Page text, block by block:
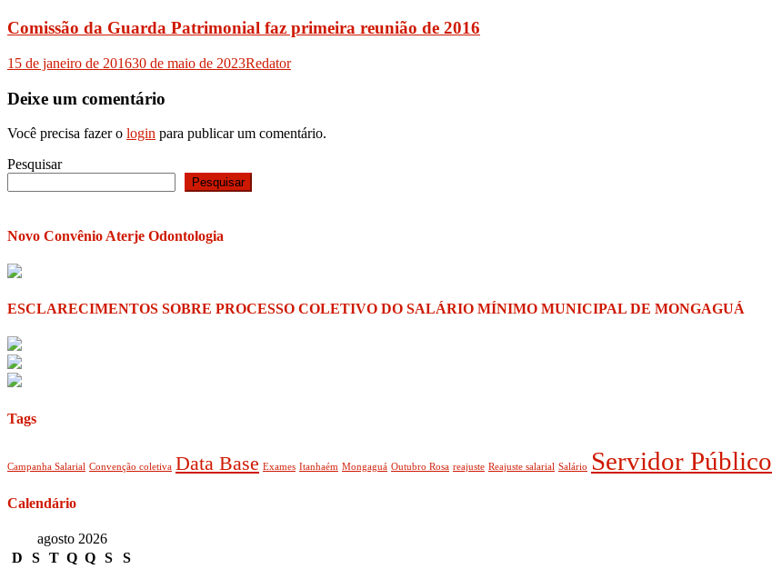
Comissão da Guarda Patrimonial faz primeira reunião de 2016
15 de janeiro de 201630 de maio de 2023Redator
Deixe um comentário
Você precisa fazer o login para publicar um comentário.
Pesquisar
Pesquisar
Novo Convênio Aterje Odontologia
ESCLARECIMENTOS SOBRE PROCESSO COLETIVO DO SALÁRIO MÍNIMO MUNICIPAL DE MONGAGUÁ
Tags
Campanha Salarial Convenção coletiva Data Base Exames Itanhaém Mongaguá Outubro Rosa reajuste Reajuste salarial Salário Servidor Público
Calendário
agosto 2026
D
S T Q Q S
S